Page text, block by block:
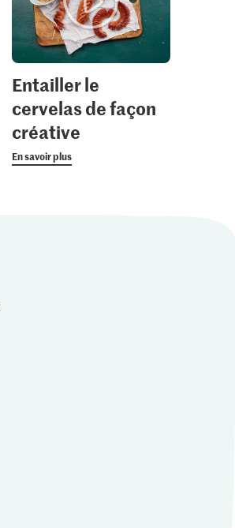
Entailler le
cervelas de façon
créative
En savoir plus